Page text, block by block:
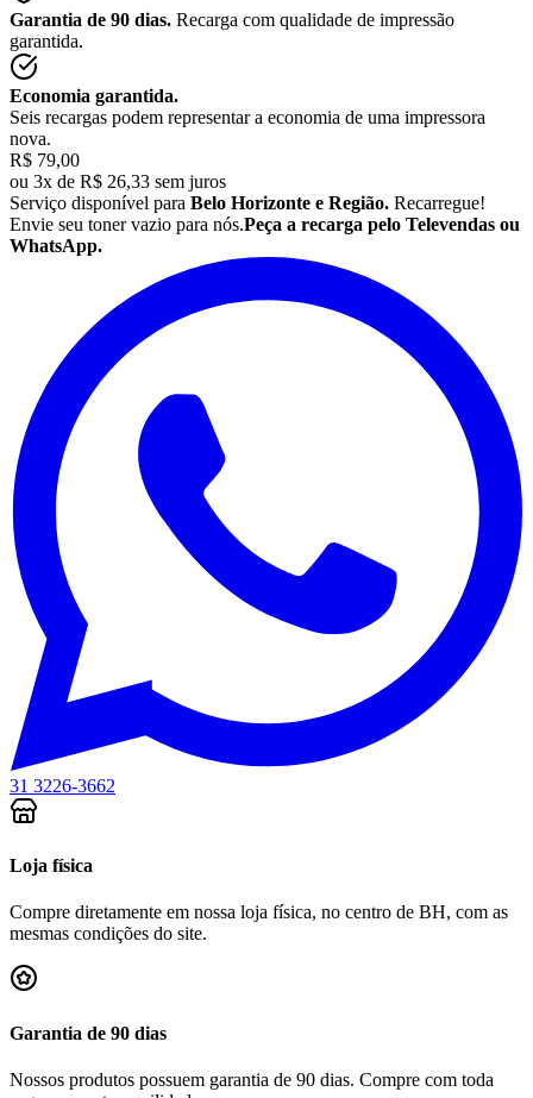
Garantia de 90 dias. Recarga com qualidade de impressão
garantida.
Economia garantida.
Seis recargas podem representar a economia de uma impressora
nova.
R$ 79,00
ou 3x de R$ 26,33 sem juros
Serviço disponível para Belo Horizonte e Região. Recarregue!
Envie seu toner vazio para nós.Peça a recarga pelo Televendas ou
WhatsApp.
31 3226-3662
Loja física
Compre diretamente em nossa loja física, no centro de BH, com as
mesmas condições do site.
Garantia de 90 dias
Nossos produtos possuem garantia de 90 dias. Compre com toda